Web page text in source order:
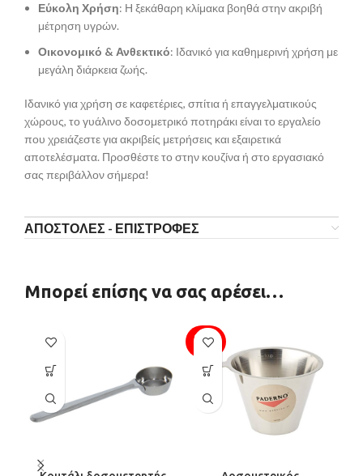
Εύκολη Χρήση: Η ξεκάθαρη κλίμακα βοηθά στην ακριβή
μέτρηση υγρών.
Οικονομικό & Ανθεκτικό: Ιδανικό για καθημερινή χρήση με
μεγάλη διάρκεια ζωής.
Ιδανικό για χρήση σε καφετέριες, σπίτια ή επαγγελματικούς
χώρους, το γυάλινο δοσομετρικό ποτηράκι είναι το εργαλείο
που χρειάζεστε για ακριβείς μετρήσεις και εξαιρετικά
αποτελέσματα. Προσθέστε το στην κουζίνα ή στο εργασιακό
σας περιβάλλον σήμερα!
ΑΠΟΣΤΟΛΕΣ - ΕΠΙΣΤΡΟΦΕΣ
Μπορεί επίσης να σας αρέσει…
SOLD
OUT